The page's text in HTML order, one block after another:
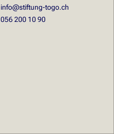
​info@stiftung-togo.ch
056 200 10 90